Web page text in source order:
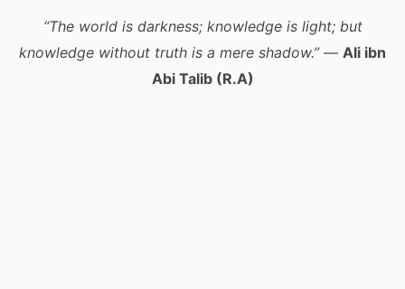
“The world is darkness; knowledge is light; but
knowledge without truth is a mere shadow.”— Ali ibn
Abi Talib (R.A)